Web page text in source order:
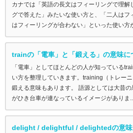
カナでは「英語の長文はフィーリングで理解
グで答えた」みたいな使い方と、「二人はフ
はフィーリングが合わない」といった使い方
trainの「電車」と「鍛える」の意味に
「電車」としてほとんどの人が知っている
い方を整理していきます。training（トレー
鍛える意味もあります。 語源としては大昔
がひき台車が連なっているイメージがありま
delight / delightful / delightedの意味